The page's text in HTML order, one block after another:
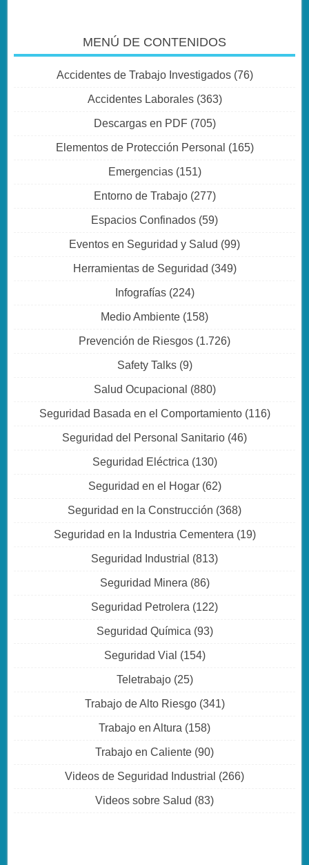
MENÚ DE CONTENIDOS
Accidentes de Trabajo Investigados(76)
Accidentes Laborales(363)
Descargas en PDF (705)
Elementos de Protección Personal (165)
Emergencias(151)
Entorno de Trabajo(277)
Espacios Confinados (59)
Eventos en Seguridad y Salud (99)
Herramientas de Seguridad (349)
Infografías(224)
Medio Ambiente (158)
Prevención de Riesgos (1.726)
Safety Talks(9)
Salud Ocupacional (880)
Seguridad Basada en el Comportamiento(116)
Seguridad del Personal Sanitario (46)
Seguridad Eléctrica(130)
Seguridad en el Hogar(62)
Seguridad en la Construcción (368)
Seguridad en la Industria Cementera(19)
Seguridad Industrial (813)
Seguridad Minera(86)
Seguridad Petrolera (122)
Seguridad Química(93)
Seguridad Vial (154)
Teletrabajo(25)
Trabajo de Alto Riesgo(341)
Trabajo en Altura (158)
Trabajo en Caliente (90)
Videos de Seguridad Industrial (266)
Videos sobre Salud (83)